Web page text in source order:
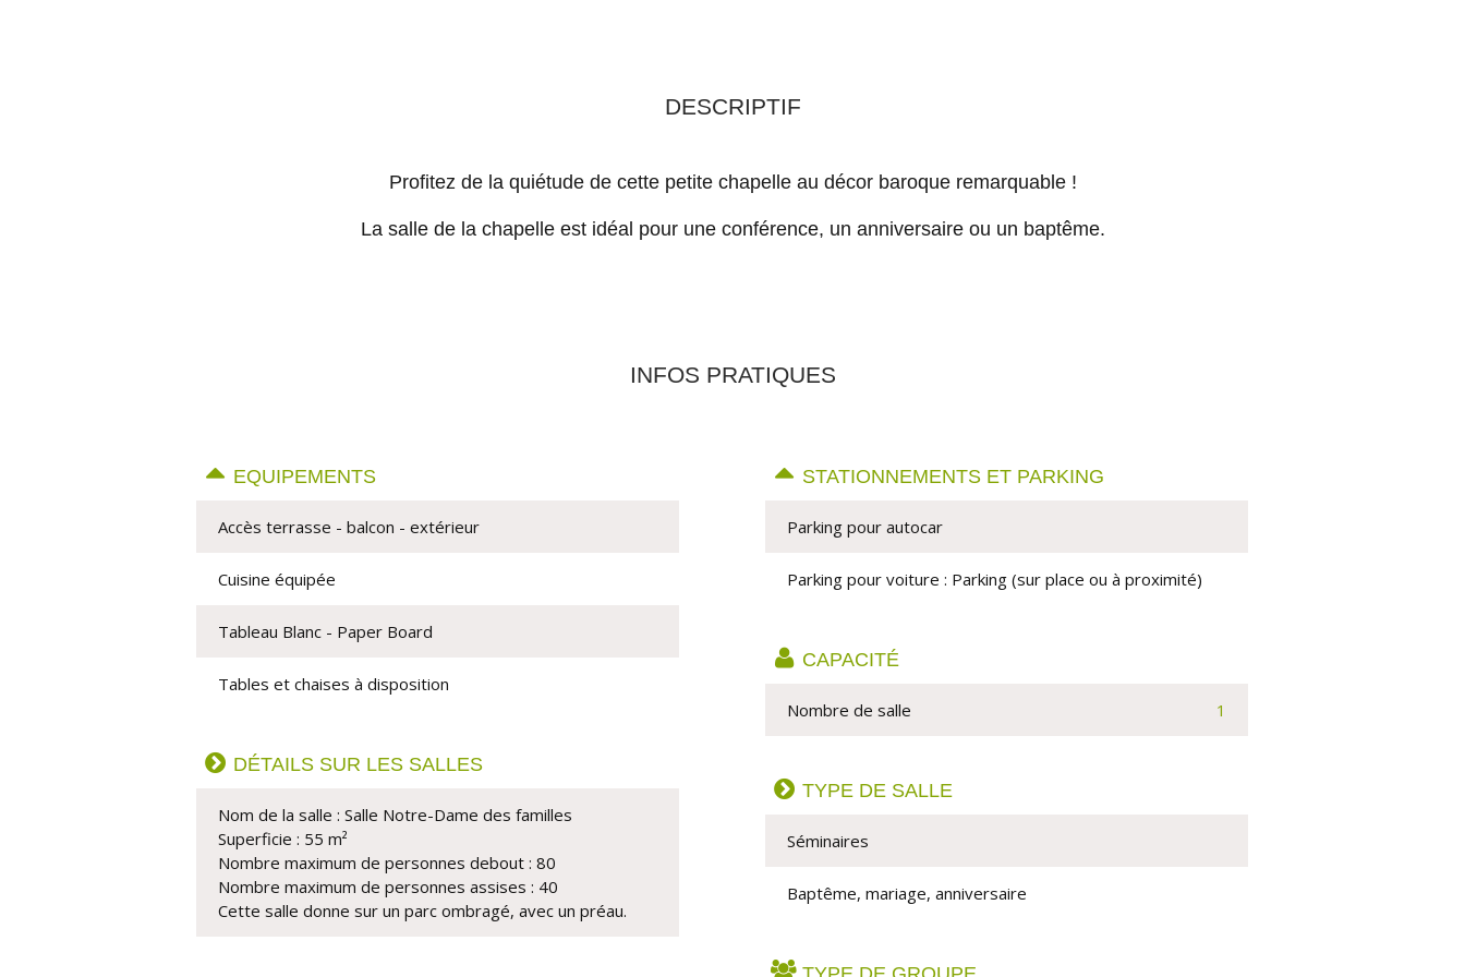
DESCRIPTIF
Profitez de la quiétude de cette petite chapelle au décor baroque remarquable !
La salle de la chapelle est idéal pour une conférence, un anniversaire ou un baptême.
INFOS PRATIQUES
EQUIPEMENTS
Accès terrasse - balcon - extérieur
Cuisine équipée
Tableau Blanc - Paper Board
Tables et chaises à disposition
STATIONNEMENTS ET PARKING
Parking pour autocar
Parking pour voiture : Parking (sur place ou à proximité)
CAPACITÉ
Nombre de salle 1
DÉTAILS SUR LES SALLES
Nom de la salle : Salle Notre-Dame des familles
Superficie : 55 m²
Nombre maximum de personnes debout : 80
Nombre maximum de personnes assises : 40
Cette salle donne sur un parc ombragé, avec un préau.
TYPE DE SALLE
Séminaires
Baptême, mariage, anniversaire